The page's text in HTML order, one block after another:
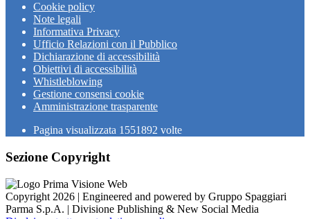
Cookie policy
Note legali
Informativa Privacy
Ufficio Relazioni con il Pubblico
Dichiarazione di accessibilità
Obiettivi di accessibilità
Whistleblowing
Gestione consensi cookie
Amministrazione trasparente
Pagina visualizzata 1551892 volte
Sezione Copyright
Copyright 2026 | Engineered and powered by Gruppo Spaggiari
Parma S.p.A. | Divisione Publishing & New Social Media